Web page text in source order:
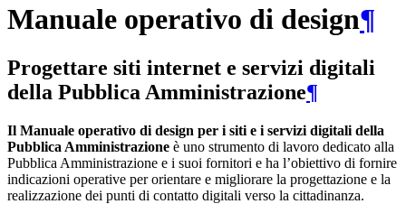
Manuale operativo di design¶
Progettare siti internet e servizi digitali
della Pubblica Amministrazione¶
Il Manuale operativo di design per i siti e i servizi digitali della
Pubblica Amministrazione è uno strumento di lavoro dedicato alla
Pubblica Amministrazione e i suoi fornitori e ha l’obiettivo di fornire
indicazioni operative per orientare e migliorare la progettazione e la
realizzazione dei punti di contatto digitali verso la cittadinanza.